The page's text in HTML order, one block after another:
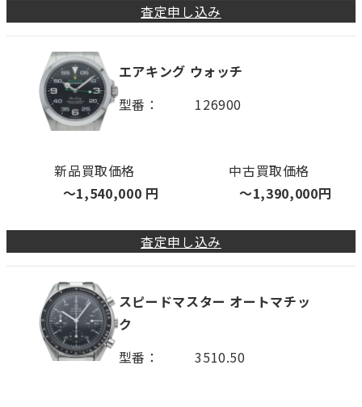
査定申し込み
エアキング ウォッチ
型番
126900
新品買取価格
〜1,540,000 円
中古買取価格
〜1,390,000円
査定申し込み
スピードマスター オートマチッ
ク
型番
3510.50